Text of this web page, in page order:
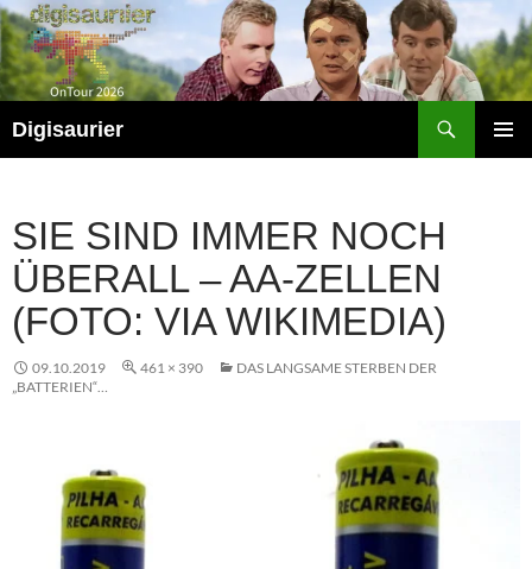
Zum
Inhalt
springen
Digisaurier
SIE SIND IMMER NOCH
ÜBERALL – AA-ZELLEN
(FOTO: VIA WIKIMEDIA)
09.10.2019 461 × 390
DAS LANGSAME STERBEN DER
„BATTERIEN“…